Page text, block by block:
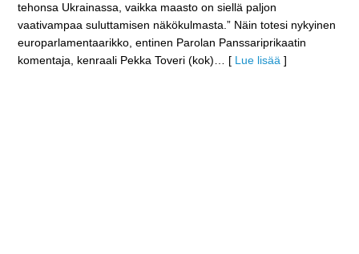
tehonsa Ukrainassa, vaikka maasto on siellä paljon
vaativampaa suluttamisen näkökulmasta.” Näin totesi nykyinen
europarlamentaarikko, entinen Parolan Panssariprikaatin
komentaja, kenraali Pekka Toveri (kok) … [ Lue lisää ]